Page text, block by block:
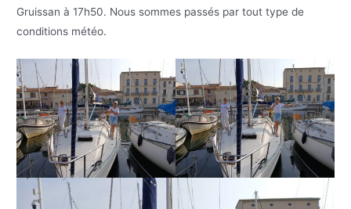
Gruissan à 17h50. Nous sommes passés par tout type de
conditions météo.